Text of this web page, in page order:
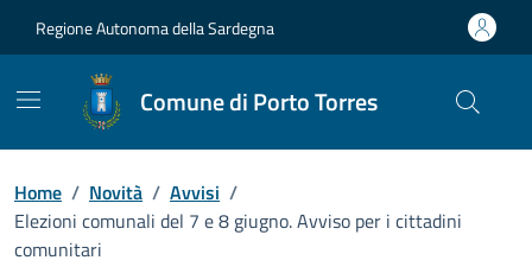
Regione Autonoma della Sardegna
Comune di Porto Torres
Home / Novità / Avvisi /
Elezioni comunali del 7 e 8 giugno. Avviso per i cittadini
comunitari